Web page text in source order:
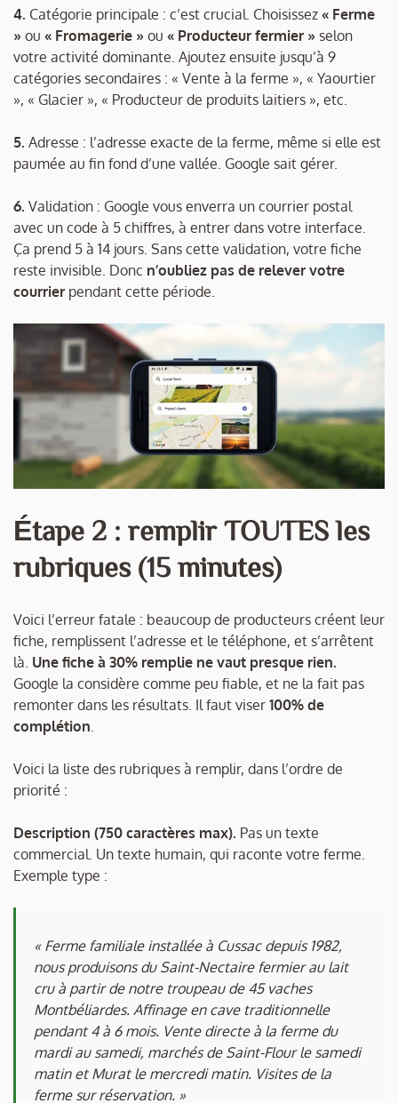
4. Catégorie principale : c’est crucial. Choisissez « Ferme
» ou « Fromagerie » ou « Producteur fermier » selon
votre activité dominante. Ajoutez ensuite jusqu’à 9
catégories secondaires : « Vente à la ferme », « Yaourtier
», « Glacier », « Producteur de produits laitiers », etc.
5. Adresse : l’adresse exacte de la ferme, même si elle est
paumée au fin fond d’une vallée. Google sait gérer.
6. Validation : Google vous enverra un courrier postal
avec un code à 5 chiffres, à entrer dans votre interface.
Ça prend 5 à 14 jours. Sans cette validation, votre fiche
reste invisible. Donc n’oubliez pas de relever votre
courrier pendant cette période.
Étape 2 : remplir TOUTES les
rubriques (15 minutes)
Voici l’erreur fatale : beaucoup de producteurs créent leur
fiche, remplissent l’adresse et le téléphone, et s’arrêtent
là. Une fiche à 30% remplie ne vaut presque rien.
Google la considère comme peu fiable, et ne la fait pas
remonter dans les résultats. Il faut viser 100% de
complétion
Voici la liste des rubriques à remplir, dans l’ordre de
priorité :
Description (750 caractères max). Pas un texte
commercial. Un texte humain, qui raconte votre ferme.
Exemple type :
« Ferme familiale installée à Cussac depuis 1982,
nous produisons du Saint-Nectaire fermier au lait
cru à partir de notre troupeau de 45 vaches
Montbéliardes. Affinage en cave traditionnelle
pendant 4 à 6 mois. Vente directe à la ferme du
mardi au samedi, marchés de Saint-Flour le samedi
matin et Murat le mercredi matin. Visites de la
ferme sur réservation. »